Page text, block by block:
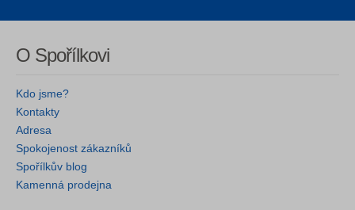
O Spořílkovi
Kdo jsme?
Kontakty
Adresa
Spokojenost zákazníků
Spořílkův blog
Kamenná prodejna